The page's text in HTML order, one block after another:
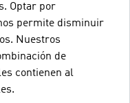
Optar por
permite disminuir
Nuestros
de
contienen al